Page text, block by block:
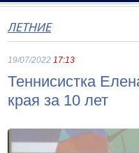
ЛЕТНИЕ
19/07/2022 17:13
Теннисистка
края за 10 лет